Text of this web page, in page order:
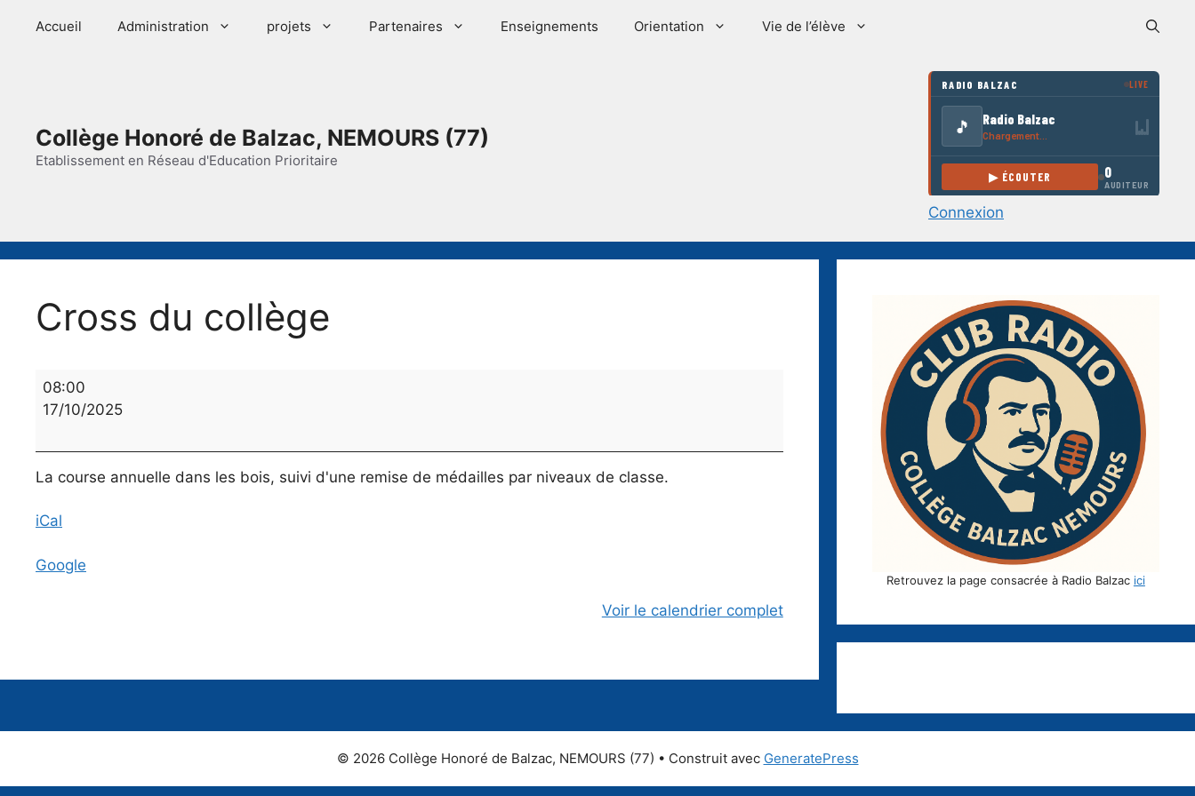
Accueil Administration projets Partenaires Enseignements Orientation Vie de l’élève
Collège Honoré de Balzac, NEMOURS (77)
Etablissement en Réseau d'Education Prioritaire
Connexion
Cross du collège
Cross
du
08:00
17/10/2025
La course annuelle dans les bois, suivi d'une remise de médailles par niveaux de classe.
iCal
Google
Voir le calendrier complet
Retrouvez la page consacrée à Radio Balzac ici
© 2026 Collège Honoré de Balzac, NEMOURS (77) • Construit avec GeneratePress